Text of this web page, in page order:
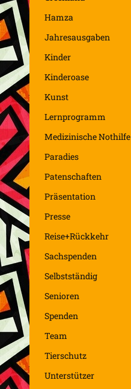
Hamza
Jahresausgaben
Kinder
Kinderoase
Kunst
Lernprogramm
Medizinische Nothilfe
Paradies
Patenschaften
Präsentation
Presse
Reise+Rückkehr
Sachspenden
Selbstständig
Senioren
Spenden
Team
Tierschutz
Unterstützer